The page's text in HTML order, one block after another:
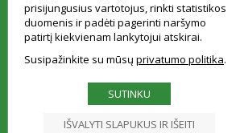
© Vilniaus Simono
prisijungusius vartotojus, rinkti statistikos
duomenis ir padėti pagerinti naršymo
patirtį kiekvienam lankytojui atskirai.
Susipažinkite su mūsų privatumo politika
SUTINKU
IŠVALYTI SLAPUKUS IR IŠEITI